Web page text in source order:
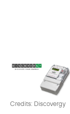
Credits: Discovergy